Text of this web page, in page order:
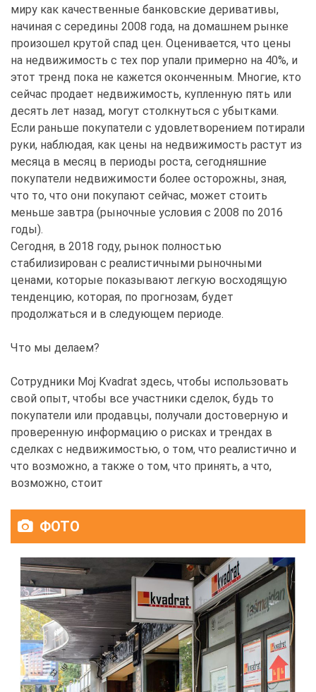
миру как качественные банковские деривативы,
начиная с середины 2008 года, на домашнем рынке
произошел крутой спад цен. Оценивается, что цены
на недвижимость с тех пор упали примерно на 40%, и
этот тренд пока не кажется оконченным. Многие, кто
сейчас продает недвижимость, купленную пять или
десять лет назад, могут столкнуться с убытками.
Если раньше покупатели с удовлетворением потирали
руки, наблюдая, как цены на недвижимость растут из
месяца в месяц в периоды роста, сегодняшние
покупатели недвижимости более осторожны, зная,
что то, что они покупают сейчас, может стоить
меньше завтра (рыночные условия с 2008 по 2016
годы).
Сегодня, в 2018 году, рынок полностью
стабилизирован с реалистичными рыночными
ценами, которые показывают легкую восходящую
тенденцию, которая, по прогнозам, будет
продолжаться и в следующем периоде.
Что мы делаем?
Сотрудники Moj Kvadrat здесь, чтобы использовать
свой опыт, чтобы все участники сделок, будь то
покупатели или продавцы, получали достоверную и
проверенную информацию о рисках и трендах в
сделках с недвижимостью, о том, что реалистично и
что возможно, а также о том, что принять, а что,
возможно, стоит
ФОТО